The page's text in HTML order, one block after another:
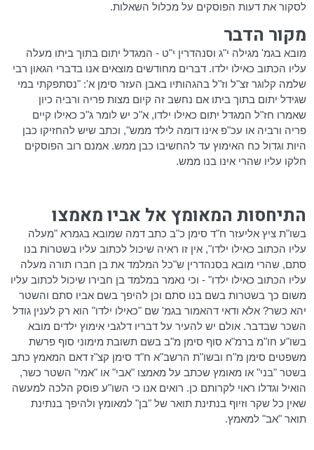
לסקור את דעות הפוסקים על מכלול השאלות.
מקור הדבר
מובא בגמ' מגילה י"ג וסנהדרין י"ט - המגדל יתום בתוך ביתו מעלה
עליו הכתוב כאילו ילדו. דברים מחודשים מוצאים אנו בדברי הגאון רבי
שלמה קלוגר זצ"ל וז"ל בהגהותיו באבן העזר סימן א': "נסתפקתי במי
שגידל יתום בתוך ביתו אם נחשב זה קיום מצות פריה ורביה כיון
שאמרו חז"ל המגדל יתום כאילו ילדו, א"כ יש לומר ג"כ כאילו קיים
פריה ורביה או עכ"פ אינו דומה לילד ממש", וכתב שיש להחזיקו כבן
היות וגדול כח האימוץ עד להחשיבו כבן ממש. אמנם רוב הפוסקים
חלקו עליו שהרי אינו בנו ממש.
התיחסות המאומץ אל אביו מאמצו
בשו"ת ציץ אליעזר ח"ד סימן כ"ב כתב דמה שמובא בגמרא "מעלה
עליו הכתוב כאילו ילדו", אין זו ראיה שיכול לכתוב עליו בשטרות בנו
סתם, שהרי מובא בסנהדרין ש"כל המלמד את בן חברו תורה מעלה
עליו הכתוב כאילו ילדו" - וכי נאמר במלמד בן חבירו שיכול לכתוב עליו
משום כך בשטרות בשם בנו סתם וכן להיפך בשם אביו סתם והשטר
יהא כשר? אלא ודאידהאמור בגמ' שם "כאילו ילדו" הוא רק לענין גודל
השכר שבדבר. אולם יש להעיר על דבריודלגבי אימוץ ילדים מובא
בשו"ע חו"מ ברמ"א סוף סימן מ"ב בשם תשובת מימוני סוף פרשת
משפטים סימן מ"ח ובשו"ת הרשב"א ח"ד סימן קצ"זדאם המאמץ כתב
בשטר "בני" או מאומץ שכתב על מאמצו "אבי" או "אמי" השטר כשר,
הואיל וגדלו ראוי לקרותם כן. רואים אנו כי השו"ע פוסק הלכה למעשה
שאין כל שקר וזיוף בנתינת תואר של "בן" למאומץ ולהיפך בנתינת
תואר "אב" למאמץ.